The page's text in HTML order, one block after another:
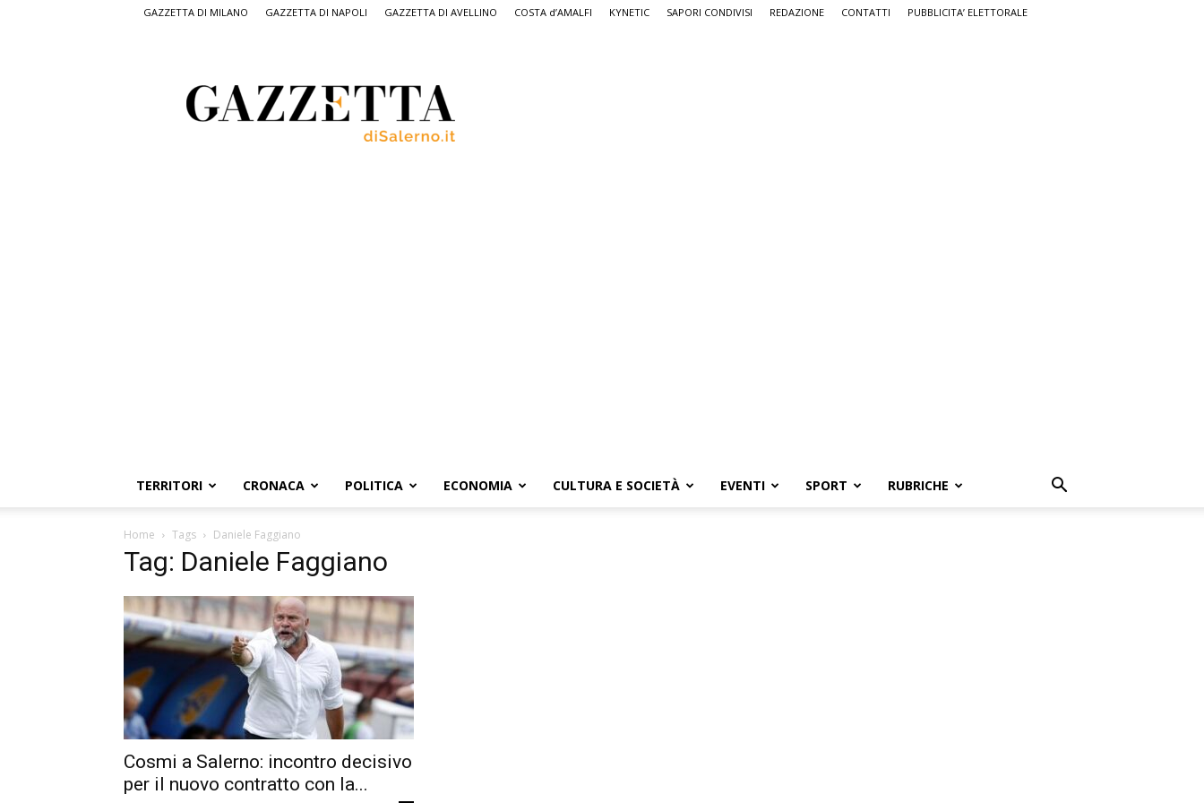
GAZZETTA DI MILANO GAZZETTA DI NAPOLI GAZZETTA DI AVELLINO COSTA d’AMALFI KYNETIC SAPORI CONDIVISI REDAZIONE CONTATTI PUBBLICITA’ ELETTORALE
Salerno,
il
quotidiano
TERRITORI CRONACA POLITICA ECONOMIA CULTURA E SOCIETÀ EVENTI SPORT RUBRICHE
Home Tags Daniele Faggiano
Tag: Daniele Faggiano
Cosmi a Salerno: incontro decisivo
per il nuovo contratto con la...